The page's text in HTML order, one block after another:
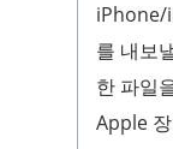
iPhone/
를 내보
한 파일
Apple